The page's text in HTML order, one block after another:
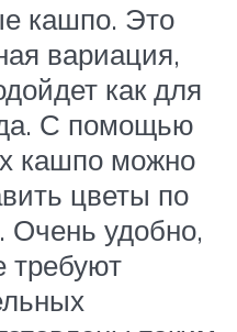
кашпо. Это
вариация,
как для
С помощью
кашпо можно
цветы по
удобно,
требуют